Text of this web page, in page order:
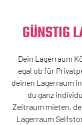
GÜNSTIG
Dein Lagerraum
egal ob für
deinen Lagerraum
du ganz
Zeitraum mieten,
Lagerraum